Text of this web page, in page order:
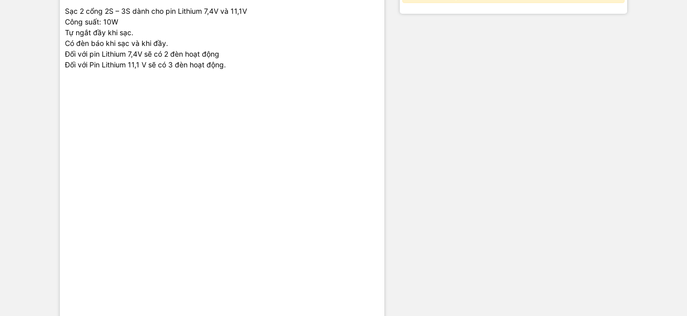
Sạc 2 cổng 2S – 3S dành cho pin Lithium 7,4V và 11,1V
Công suất: 10W
Tự ngắt đầy khi sạc.
Có đèn báo khi sạc và khi đầy.
Đối với pin Lithium 7,4V sẽ có 2 đèn hoạt động
Đối với Pin Lithium 11,1 V sẽ có 3 đèn hoạt động.